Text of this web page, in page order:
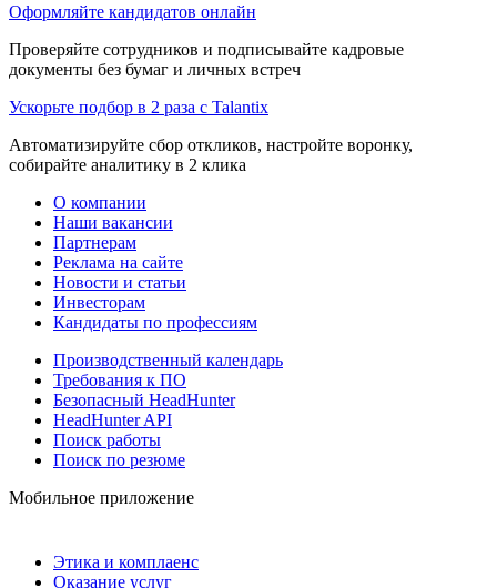
Оформляйте кандидатов онлайн
Проверяйте сотрудников и подписывайте кадровые
документы без бумаг и личных встреч
Ускорьте подбор в 2 раза с Talantix
Автоматизируйте сбор откликов, настройте воронку,
собирайте аналитику в 2 клика
О компании
Наши вакансии
Партнерам
Реклама на сайте
Новости и статьи
Инвесторам
Кандидаты по профессиям
Производственный календарь
Требования к ПО
Безопасный HeadHunter
HeadHunter API
Поиск работы
Поиск по резюме
Мобильное приложение
Этика и комплаенс
Оказание услуг